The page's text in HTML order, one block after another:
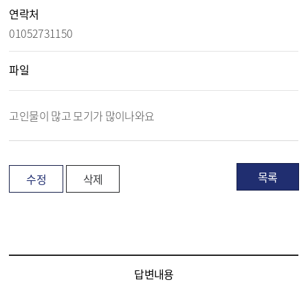
연락처
01052731150
파일
고인물이 많고 모기가 많이나와요
수정 삭제 목록
답변내용